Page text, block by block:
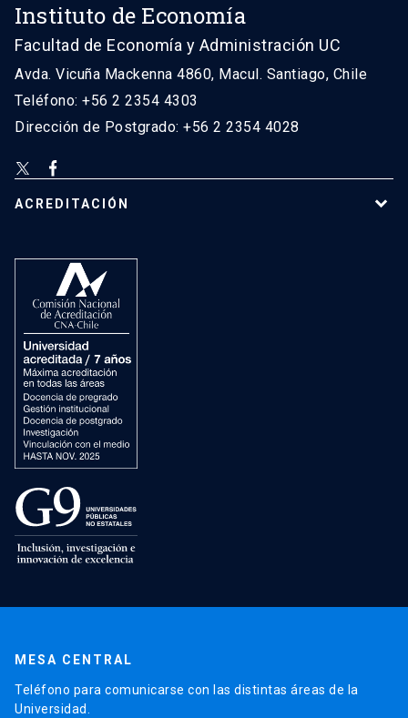
Instituto de Economía
Facultad de Economía y Administración UC
Avda. Vicuña Mackenna 4860, Macul. Santiago, Chile
Teléfono: +56 2 2354 4303
Dirección de Postgrado: +56 2 2354 4028
ACREDITACIÓN
MESA CENTRAL
Teléfono para comunicarse con las distintas áreas de la
Universidad.